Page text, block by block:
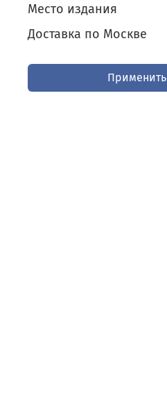
Место издания
Доставка по Москве
Применить